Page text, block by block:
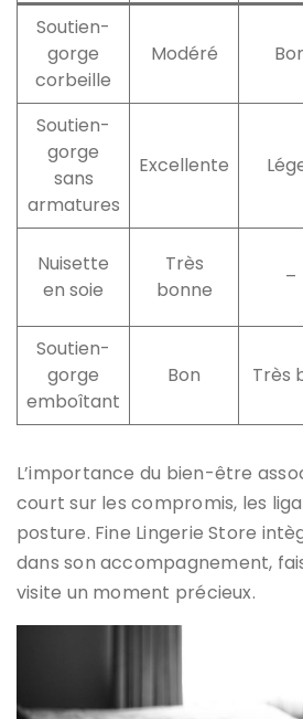
Soutien-
gorge
corbeille
Modéré
Soutien-
gorge
sans
armatures
Excellente
Nuisette
en soie
Très
bonne
–
Soutien-
gorge
emboîtant
Bon Très
L’importance du bien-être
court sur les compromis, les
posture. Fine Lingerie Store
dans son accompagnement,
visite un moment précieux.